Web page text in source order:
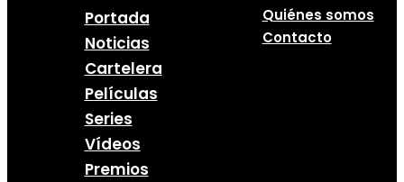
Portada
Noticias
Cartelera
Películas
Series
Vídeos
Premios
Quiénes somos
Contacto